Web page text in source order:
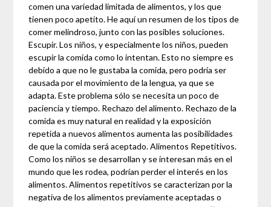
comen una variedad limitada de alimentos, y los que
tienen poco apetito. He aquí un resumen de los tipos de
comer melindroso, junto con las posibles soluciones.
Escupir. Los niños, y especialmente los niños, pueden
escupir la comida como lo intentan. Esto no siempre es
debido a que no le gustaba la comida, pero podría ser
causada por el movimiento de la lengua, ya que se
adapta. Este problema sólo se necesita un poco de
paciencia y tiempo. Rechazo del alimento. Rechazo de la
comida es muy natural en realidad y la exposición
repetida a nuevos alimentos aumenta las posibilidades
de que la comida será aceptado. Alimentos Repetitivos.
Como los niños se desarrollan y se interesan más en el
mundo que les rodea, podrían perder el interés en los
alimentos. Alimentos repetitivos se caracterizan por la
negativa de los alimentos previamente aceptadas o